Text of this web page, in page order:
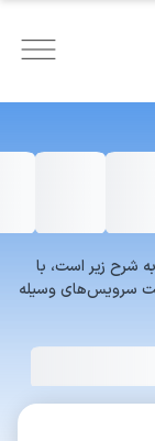
شما به شرح زیر است، با
سرویس‌های وسیله